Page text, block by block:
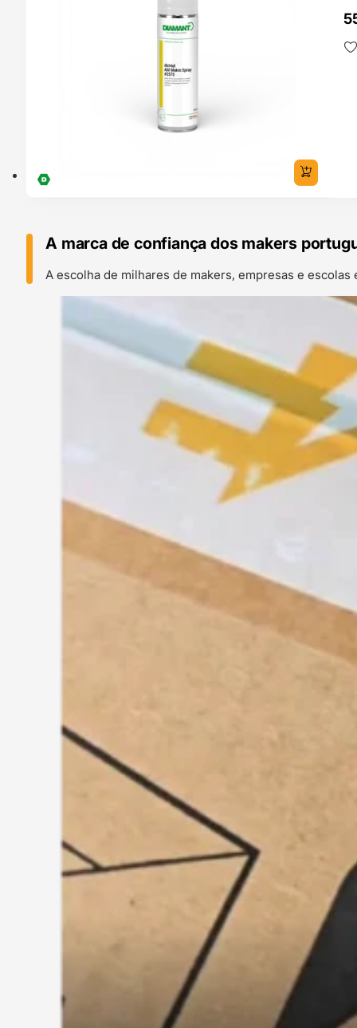
A marca de confiança dos makers
A escolha de milhares de makers, empresas e escolas